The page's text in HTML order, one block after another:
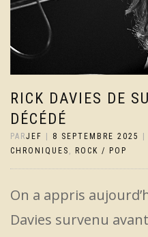
RICK DAVIES DE
DÉCÉDÉ
PARJEF | 8 SEPTEMBRE 2025 |
CHRONIQUES
ROCK / POP
On a appris
Davies survenu